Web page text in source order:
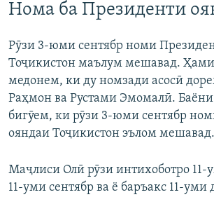
Нома ба Президенти
Рӯзи 3-юми сентябр номи
Тоҷикистон маълум мешавад.
медонем, ки ду номзади асосӣ
Раҳмон ва Рустами Эмомалӣ. Баёни
бигӯем, ки рӯзи 3-юми сентябр
ояндаи Тоҷикистон эълом мешавад.
Маҷлиси Олӣ рӯзи интихоботро 11-
11-уми сентябр ва ё баръакс 11-уми